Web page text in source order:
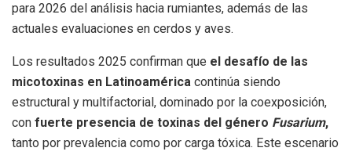
para 2026 del análisis hacia rumiantes, además de las
actuales evaluaciones en cerdos y aves.
Los resultados 2025 confirman que el desafío de las
micotoxinas en Latinoamérica continúa siendo
estructural y multifactorial, dominado por la coexposición,
con fuerte presencia de toxinas del género Fusarium,
tanto por prevalencia como por carga tóxica. Este escenario